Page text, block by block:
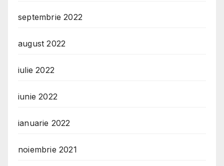
septembrie 2022
august 2022
iulie 2022
iunie 2022
ianuarie 2022
noiembrie 2021